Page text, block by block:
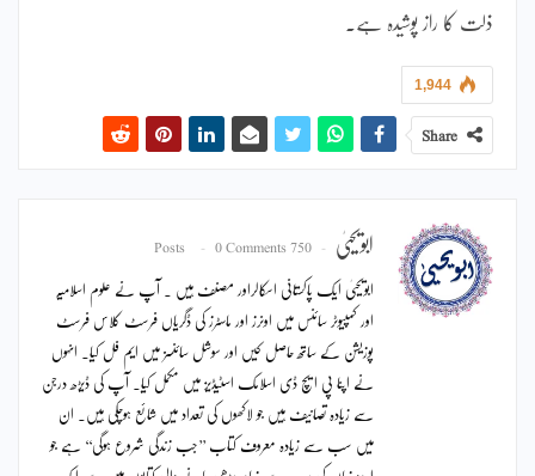
ذلت کا راز پوشیدہ ہے۔
1,944
Share
ابویحییٰ 750 Posts
0 Comments
ابویحییٰ ایک پاکستانی اسکالراور مصنف ہیں ۔ آپ نے علوم اسلامیہ
اور کمپیوٹر سائنس میں اونرز اور ماسٹرز کی ڈگریاں فرسٹ کلاس فرسٹ
پوزیشن کے ساتھ حاصل کیں اور سوشل سائنسز میں ایم فل کیا۔ انہوں
نے اپنا پی ایچ ڈی اسلامک اسٹیڈیز میں مکمل کیا۔ آپ کی ڈیڑھ درجن
سے زیادہ تصانیف ہیں جو لاکھوں کی تعداد میں شائع ہوچکی ہیں۔ ان
میں سب سے زیادہ معروف کتاب ’’جب زندگی شروع ہوگی‘‘ ہے جو